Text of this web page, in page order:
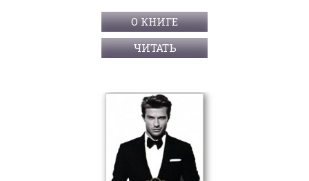
О КНИГЕ
ЧИТАТЬ